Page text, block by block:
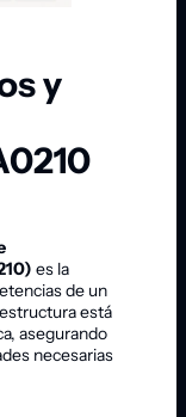
y
es la
de un
está
asegurando
necesarias